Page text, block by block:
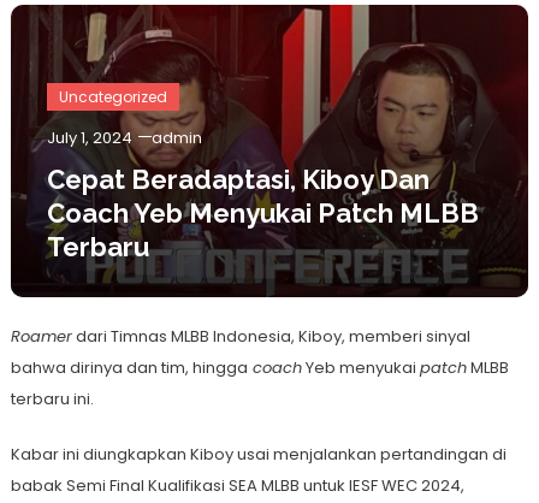
Uncategorized
July 1, 2024 admin
Cepat Beradaptasi, Kiboy Dan
Coach Yeb Menyukai Patch MLBB
Terbaru
Roamerdari Timnas MLBB Indonesia, Kiboy, memberi sinyal
bahwa dirinya dan tim, hingga coachYeb menyukai patchMLBB
terbaru ini.
Kabar ini diungkapkan Kiboy usai menjalankan pertandingan di
babak Semi Final Kualifikasi SEA MLBB untuk IESF WEC 2024,